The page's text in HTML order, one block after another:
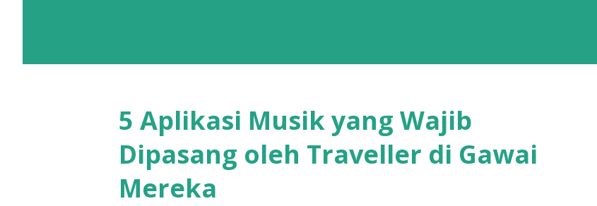
5 Aplikasi Musik yang Wajib
Dipasang oleh Traveller di Gawai
Mereka